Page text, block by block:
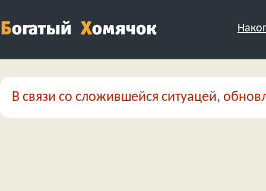
В связи со сложившейся ситуацей,